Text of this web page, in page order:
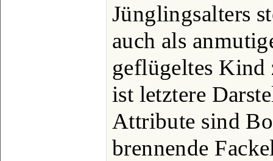
Jünglingsalters
auch als
geflügeltes
ist letztere
Attribute sind
brennende